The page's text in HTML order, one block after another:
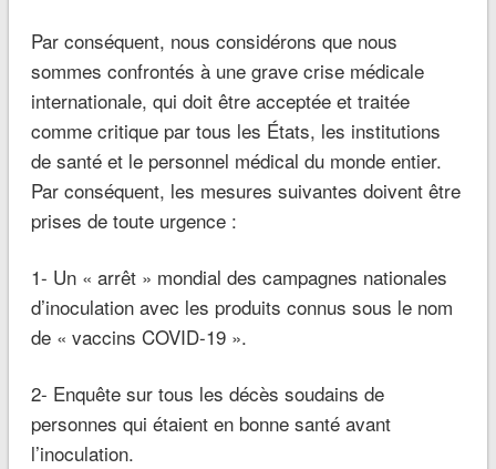
Par conséquent, nous considérons que nous
sommes confrontés à une grave crise médicale
internationale, qui doit être acceptée et traitée
comme critique par tous les États, les institutions
de santé et le personnel médical du monde entier.
Par conséquent, les mesures suivantes doivent être
prises de toute urgence :
1- Un « arrêt » mondial des campagnes nationales
d’inoculation avec les produits connus sous le nom
de « vaccins COVID-19 ».
2- Enquête sur tous les décès soudains de
personnes qui étaient en bonne santé avant
l’inoculation.